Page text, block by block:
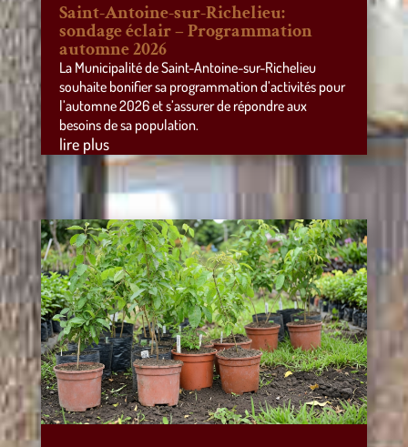
Saint-Antoine-sur-Richelieu:
sondage éclair – Programmation
automne 2026
La Municipalité de Saint-Antoine-sur-Richelieu
souhaite bonifier sa programmation d’activités pour
l’automne 2026 et s’assurer de répondre aux
besoins de sa population.
lire plus